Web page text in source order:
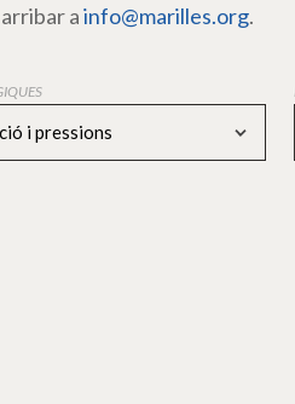
ainfo@marilles.org.
i pressions